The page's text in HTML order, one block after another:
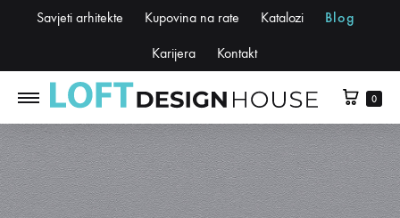
Savjeti arhitekte Kupovina na rate Katalozi Blog
Karijera Kontakt
0